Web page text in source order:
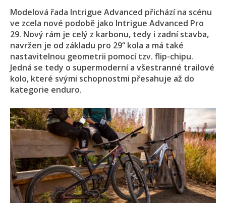
Modelová řada Intrigue Advanced přichází na scénu
ve zcela nové podobě jako Intrigue Advanced Pro
29. Nový rám je celý z karbonu, tedy i zadní stavba,
navržen je od základu pro 29“ kola a má také
nastavitelnou geometrii pomocí tzv. flip-chipu.
Jedná se tedy o supermoderní a všestranné trailové
kolo, které svými schopnostmi přesahuje až do
kategorie enduro.